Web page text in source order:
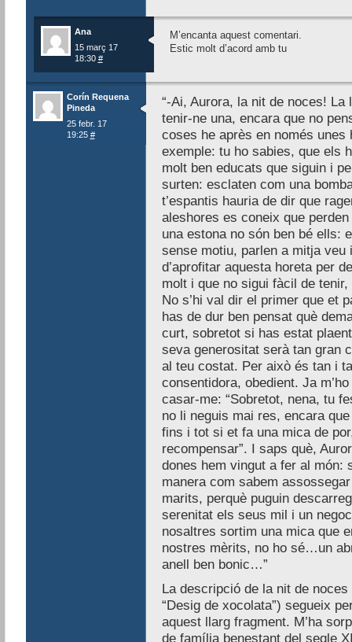
Ana
15 març 17
18:30 #
M’encanta aquest comentari.
Estic molt d’acord amb tu
Corín Requena
Pineda
25 febr. 17
19:25 #
“-Ai, Aurora, la nit de noces! La
tenir-ne una, encara que no
coses he après en només
exemple: tu ho sabies, que els
molt ben educats que siguin i
surten: esclaten com una
t’espantis hauria de dir que
aleshores es coneix que
una estona no són ben bé ells:
sense motiu, parlen a mitja
d’aprofitar aquesta horeta per
molt i que no sigui fàcil de
No s’hi val dir el primer que et
has de dur ben pensat què
curt, sobretot si has estat
seva generositat serà tan gran
al teu costat. Per això és tan i
consentidora, obedient. Ja
casar-me: “Sobretot, nena, tu
no li neguis mai res, encara
fins i tot si et fa una mica de
recompensar”. I saps què,
dones hem vingut a fer al món:
manera com sabem
marits, perquè puguin
serenitat els seus mil i un
nosaltres sortim una mica que
nostres mèrits, no ho sé…un
anell ben bonic…”
La descripció de la nit de
“Desig de xocolata”) segueix
aquest llarg fragment. M’ha
de família benestant del segle